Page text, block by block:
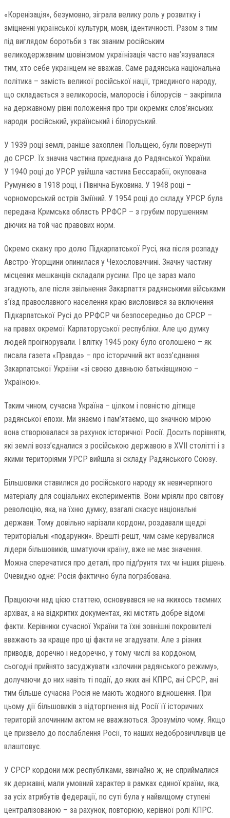
«Коренізація», безумовно, зіграла велику роль у розвитку і
зміцненні української культури, мови, ідентичності. Разом з тим
під виглядом боротьби з так званим російським
великодержавним шовінізмом українізація часто нав’язувалася
тим, хто себе українцем не вважав. Саме радянська національна
політика – замість великої російської нації, триєдиного народу,
що складається з великоросів, малоросів і білорусів – закріпила
на державному рівні положення про три окремих слов’янських
народи: російський, український і білоруський.
У 1939 році землі, раніше захоплені Польщею, були повернуті
до СРСР. Їх значна частина приєднана до Радянської України.
У 1940 році до УРСР увійшла частина Бессарабії, окупована
Румунією в 1918 році, і Північна Буковина. У 1948 році –
чорноморський острів Зміїний. У 1954 році до складу УРСР була
передана Кримська область РРФСР – з грубим порушенням
діючих на той час правових норм.
Окремо скажу про долю Підкарпатської Русі, яка після розпаду
Австро-Угорщини опинилася у Чехословаччині. Значну частину
місцевих мешканців складали русини. Про це зараз мало
згадують, але після звільнення Закарпаття радянськими військами
з’їзд православного населення краю висловився за включення
Підкарпатської Русі до РРФСР чи безпосередньо до СРСР –
на правах окремої Карпаторуської республіки. Але цю думку
людей проігнорували. І влітку 1945 року було оголошено – як
писала газета «Правда» – про історичний акт возз’єднання
Закарпатської України «зі своєю давньою батьківщиною –
Україною».
Таким чином, сучасна Україна – цілком і повністю дітище
радянської епохи. Ми знаємо і пам’ятаємо, що значною мірою
вона створювалася за рахунок історичної Росії. Досить порівняти,
які землі возз’єдналися з російською державою в XVII столітті і з
якими територіями УРСР вийшла зі складу Радянського Союзу.
Більшовики ставилися до російського народу як невичерпного
матеріалу для соціальних експериментів. Вони мріяли про світову
революцію, яка, на їхню думку, взагалі скасує національні
держави. Тому довільно нарізали кордони, роздавали щедрі
територіальні «подарунки». Врешті-решт, чим саме керувалися
лідери більшовиків, шматуючи країну, вже не має значення.
Можна сперечатися про деталі, про підґрунтя тих чи інших рішень.
Очевидно одне: Росія фактично була пограбована.
Працюючи над цією статтею, основувався не на якихось таємних
архівах, а на відкритих документах, які містять добре відомі
факти. Керівники сучасної України та їхні зовнішні покровителі
вважають за краще про ці факти не згадувати. Але з різних
приводів, доречно і недоречно, у тому числі за кордоном,
сьогодні прийнято засуджувати «злочини радянського режиму»,
долучаючи до них навіть ті події, до яких ані КПРС, ані СРСР, ані
тим більше сучасна Росія не мають жодного відношення. При
цьому дії більшовиків з відторгнення від Росії її історичних
територій злочинним актом не вважаються. Зрозуміло чому. Якщо
це призвело до послаблення Росії, то наших недоброзичливців це
влаштовує.
У СРСР кордони між республіками, звичайно ж, не сприймалися
як державні, мали умовний характер в рамках єдиної країни, яка,
за усіх атрибутів федерації, по суті була у найвищому ступені
централізованою – за рахунок, повторюю, керівної ролі КПРС.